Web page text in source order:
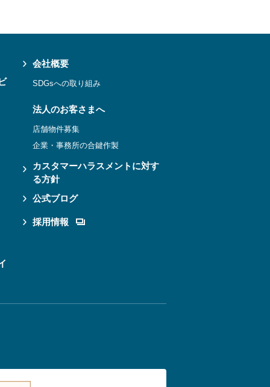
会社概要
SDGsへの取り組み
法人のお客さまへ
店舗物件募集
企業・事務所の合鍵作製
カスタマーハラスメントに対す
る方針
公式ブログ
採用情報